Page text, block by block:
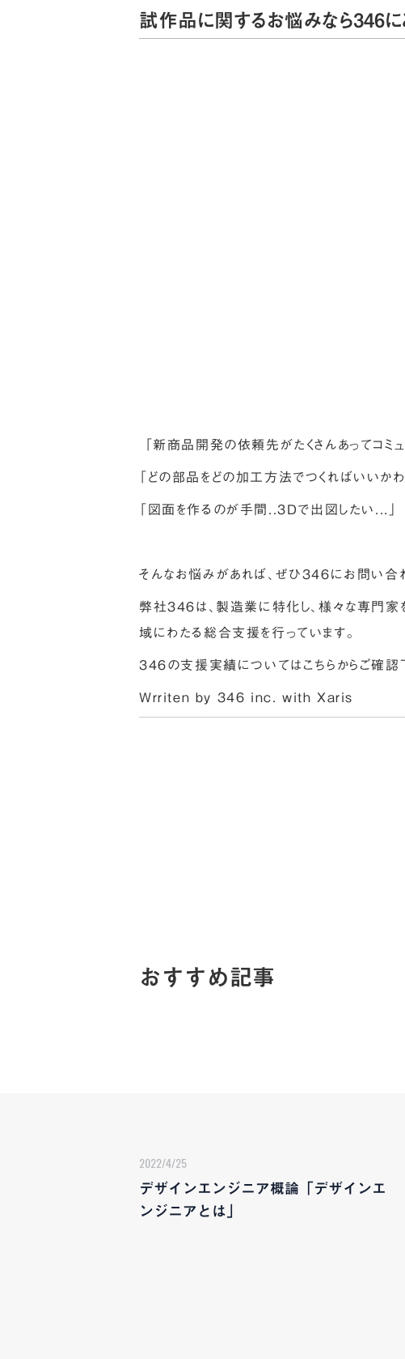
試作品に関するお悩みなら346
「新商品開発の依頼先がたくさんあってコミ
「どの部品をどの加工方法でつくればいいか
「図面を作るのが手間..３Dで出図したい...」
そんなお悩みがあれば、ぜひ３４６にお問い合
弊社３４６は、製造業に特化し、様々な専門
域にわたる総合支援を行っています。
３４６の支援実績についてはこちらからご確認
Wrriten by 346 inc. withXaris
おすすめ記事
2022/4/25
デザインエンジニア概論「デザインエ
ンジニアとは」